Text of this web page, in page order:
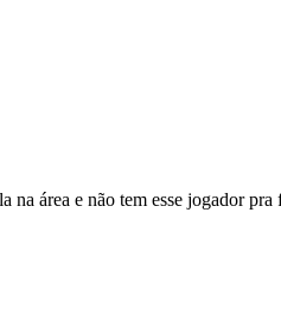
área e não tem esse jogador pra